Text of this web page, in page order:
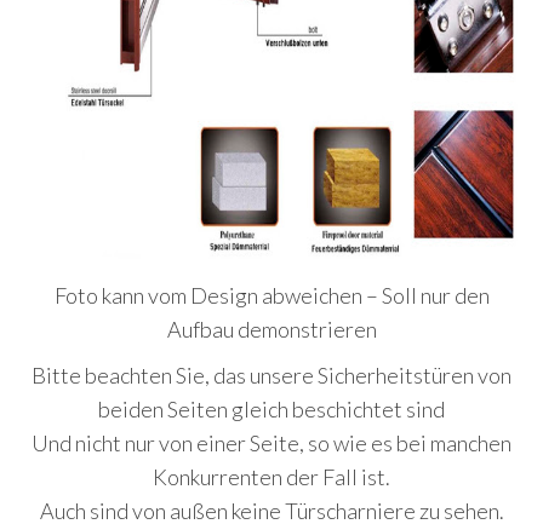
Foto kann vom Design abweichen – Soll nur den
Aufbau demonstrieren
Bitte beachten Sie, das unsere Sicherheitstüren von
beiden Seiten gleich beschichtet sind
Und nicht nur von einer Seite, so wie es bei manchen
Konkurrenten der Fall ist.
Auch sind von außen keine Türscharniere zu sehen.